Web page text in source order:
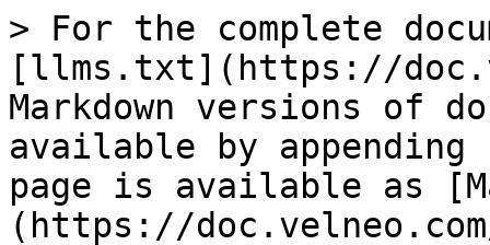
> For the complete
[llms.txt](https://
Markdown versions of
available by
page is available as
(https://